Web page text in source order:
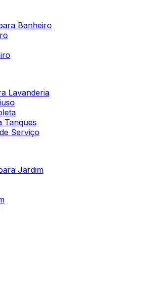
Banheiro
Lavanderia
Tanques
Serviço
Jardim